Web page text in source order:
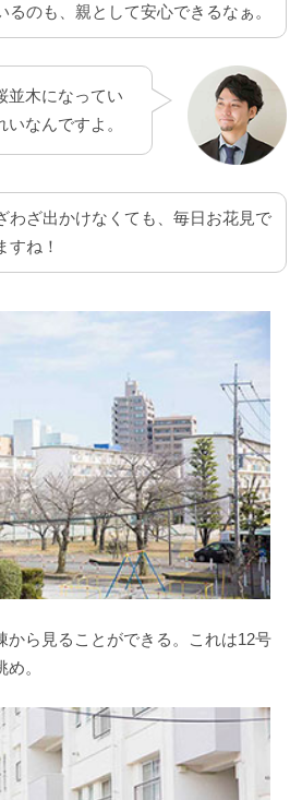
るのも、親として安心できるなぁ。
並木になってい
なんですよ。
わざ出かけなくても、毎日お花見で
すね！
から見ることができる。これは12号
。